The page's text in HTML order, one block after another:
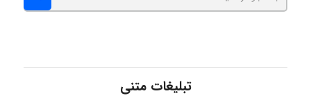
تبلیغات متنی